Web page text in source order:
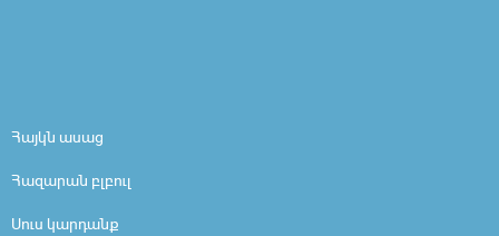
Հայկն ասաց
Հազարան բլբուլ
Սուս կարդանք